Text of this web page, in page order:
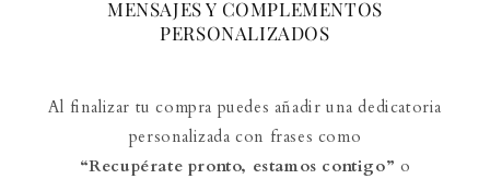
MENSAJES Y COMPLEMENTOS
PERSONALIZADOS
Al finalizar tu compra puedes añadir una dedicatoria
personalizada con frases como
“Recupérate pronto, estamos contigo” o